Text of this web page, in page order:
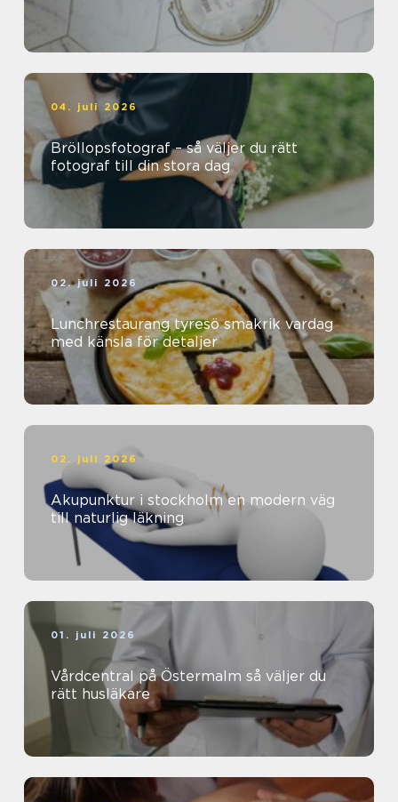
04. juli 2026
Bröllopsfotograf – så väljer du rätt
fotograf till din stora dag
02. juli 2026
Lunchrestaurang tyresö smakrik vardag
med känsla för detaljer
02. juli 2026
Akupunktur i stockholm en modern väg
till naturlig läkning
01. juli 2026
Vårdcentral på Östermalm så väljer du
rätt husläkare